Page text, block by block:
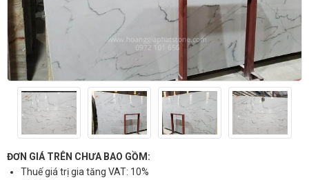
ĐƠN GIÁ TRÊN CHƯA BAO GỒM:
Thuế giá trị gia tăng VAT: 10%